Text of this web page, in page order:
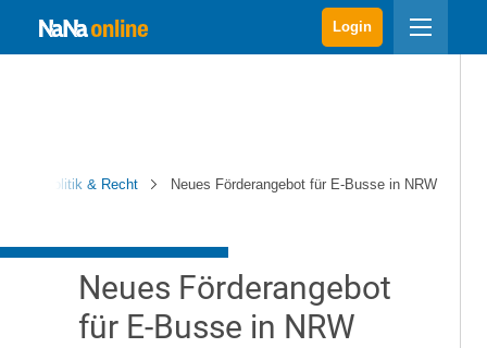
Login
Politik & Recht Neues Förderangebot für E-Busse in NRW
Neues Förderangebot
für E-Busse in NRW